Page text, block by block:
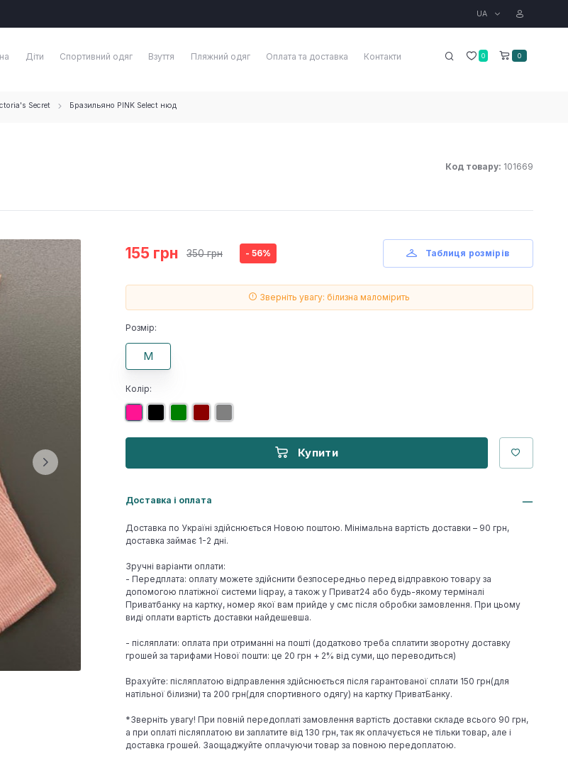
UA
0 0
Діти Спортивний одяг Взуття Пляжний одяг Оплата та доставка Контакти
Secret Бразильяно PINK Select нюд
Код товару: 101669
155 грн 350 грн - 56% Таблиця розмірів
Зверніть увагу: білизна маломірить
Розмір:
M
Колір:
Купити
Доставка і оплата
Доставка по Україні здійснюється Новою поштою. Мінімальна вартість доставки – 90 грн,
доставка займає 1-2 дні.
Зручні варіанти оплати:
- Передплата: оплату можете здійснити безпосередньо перед відправкою товару за
допомогою платіжної системи liqpay, а також у Приват24 або будь-якому терміналі
Приватбанку на картку, номер якої вам прийде у смс після обробки замовлення. При цьому
виді оплати вартість доставки найдешевша.
- післяплати: оплата при отриманні на пошті (додатково треба сплатити зворотну доставку
грошей за тарифами Нової пошти: це 20 грн + 2% від суми, що переводиться)
Врахуйте: післяплатою відправлення здійснюється після гарантованої сплати 150 грн(для
натільної білизни) та 200 грн(для спортивного одягу) на картку ПриватБанку.
*Зверніть увагу! При повній передоплаті замовлення вартість доставки складе всього 90 грн,
а при оплаті післяплатою ви заплатите від 130 грн, так як оплачується не тільки товар, але і
доставка грошей. Заощаджуйте оплачуючи товар за повною передоплатою.